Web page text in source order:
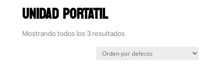
UNIDAD PORTATIL
Mostrando todos los 3 resultados